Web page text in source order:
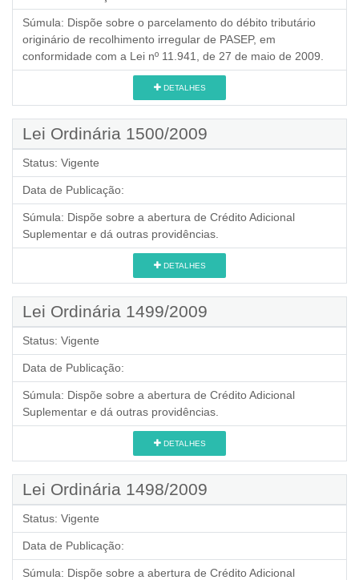
Súmula: Dispõe sobre o parcelamento do débito tributário
originário de recolhimento irregular de PASEP, em
conformidade com a Lei nº 11.941, de 27 de maio de 2009.
DETALHES
Lei Ordinária 1500/2009
Status: Vigente
Data de Publicação:
Súmula: Dispõe sobre a abertura de Crédito Adicional
Suplementar e dá outras providências.
DETALHES
Lei Ordinária 1499/2009
Status: Vigente
Data de Publicação:
Súmula: Dispõe sobre a abertura de Crédito Adicional
Suplementar e dá outras providências.
DETALHES
Lei Ordinária 1498/2009
Status: Vigente
Data de Publicação:
Súmula: Dispõe sobre a abertura de Crédito Adicional